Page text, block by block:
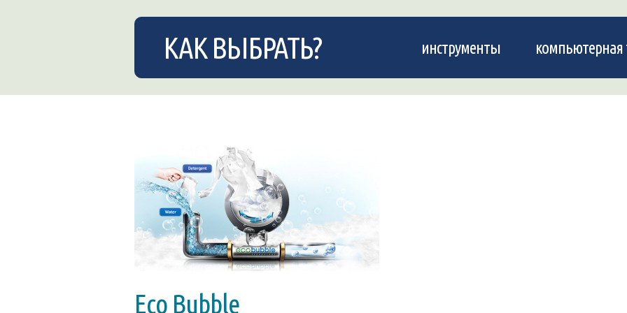
КАК ВЫБРАТЬ? инструменты компьютерная
Eco Bubble